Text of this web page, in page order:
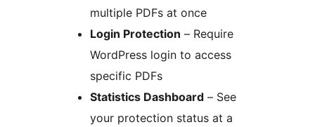
multiple PDFs at once
Login Protection – Require
WordPress login to access
specific PDFs
Statistics Dashboard – See
your protection status at a